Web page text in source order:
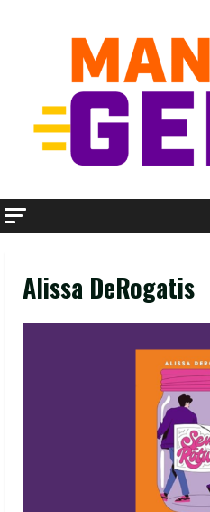
Alissa DeRogatis